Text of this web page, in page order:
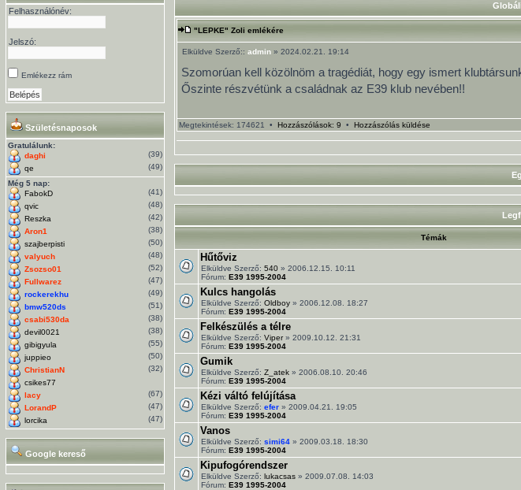
Felhasználónév:
Jelszó:
Emlékezz rám
Születésnaposok
Gratulálunk:
daghi
(39)
qe
(49)
Még 5 nap:
FabokD
(41)
qvic
(48)
Reszka
(42)
Aron1
(38)
szajberpisti
(50)
valyuch
(48)
Zsozso01
(52)
Fullwarez
(47)
rockerekhu
(49)
bmw520ds
(51)
csabi530da
(38)
devil0021
(38)
gibigyula
(55)
juppieo
(50)
ChristianN
(32)
csikes77
lacy
(67)
LorandP
(47)
lorcika
(47)
Google kereső
"LEPKE" Zoli emlékére
Elküldve Szerző:: admin » 2024.02.21. 19:14
Szomorúan kell közölnöm a tragédiát, hogy egy ismert
Őszinte részvétünk a családnak az E39 klub nevében!!
Megtekintések: 174621 • Hozzászólások: 9 • Hozzászólás küldése
Témák
Hűtőviz
Elküldve Szerző: 540 » 2006.12.15. 10:11
Fórum: E39 1995-2004
Kulcs hangolás
Elküldve Szerző: Oldboy » 2006.12.08. 18:27
Fórum: E39 1995-2004
Felkészülés a télre
Elküldve Szerző: Viper» 2009.10.12. 21:31
Fórum: E39 1995-2004
Gumik
Elküldve Szerző: Z_atek » 2006.08.10. 20:46
Fórum: E39 1995-2004
Kézi váltó felújítása
Elküldve Szerző: efer » 2009.04.21. 19:05
Fórum: E39 1995-2004
Vanos
Elküldve Szerző: simi64 » 2009.03.18. 18:30
Fórum: E39 1995-2004
Kipufogórendszer
Elküldve Szerző: lukacsas » 2009.07.08. 14:03
Fórum: E39 1995-2004